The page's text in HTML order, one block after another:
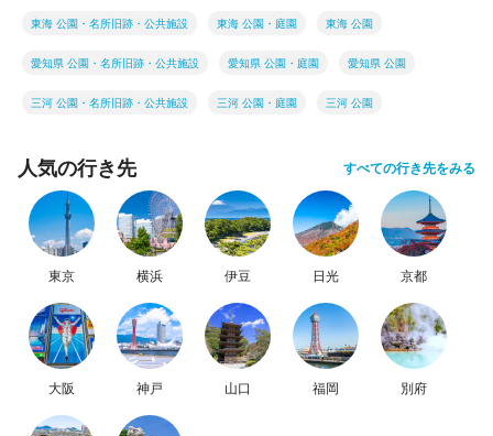
東海 公園・名所旧跡・公共施設 東海 公園・庭園 東海 公園
愛知県 公園・名所旧跡・公共施設 愛知県 公園・庭園 愛知県 公園
三河 公園・名所旧跡・公共施設 三河 公園・庭園 三河 公園
人気の行き先 すべての行き先をみる
東京 横浜 伊豆 日光 京都
大阪 神戸 山口 福岡 別府